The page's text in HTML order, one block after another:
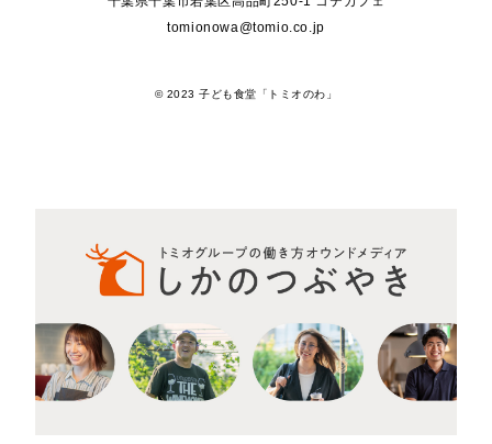
tomionowa@tomio.co.jp
© 2023 子ども食堂「トミオのわ」